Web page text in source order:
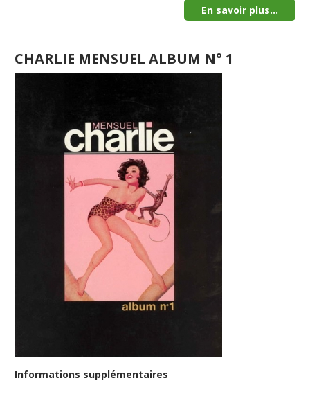
En savoir plus...
CHARLIE MENSUEL ALBUM N° 1
Informations supplémentaires